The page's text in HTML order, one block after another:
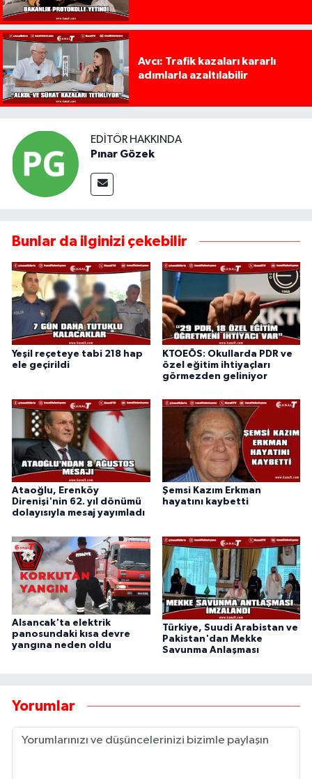
Avcı: Trafik kazaları kararlı
adımlarla azaltılabilir
EDITÖR HAKKINDA
Pınar Gözek
Bunlar da ilginizi çekebilir
Yeşil reçeteye tabi 218 hap
ele geçirildi
KTOEÖS: Okullarda PDR ve
özel eğitim ihtiyaçları
görmezden geliniyor
Ataoğlu, Erenköy
Direnişi'nin 62. yıl dönümü
dolayısıyla mesaj yayımladı
Şemsi Kazım Erkman
hayatını kaybetti
Alsancak'ta elektrik
panosundaki kısa devre
yangına neden oldu
Türkiye, Suudi Arabistan ve
Pakistan'dan Mekke
Savunma Anlaşması
Yorumlar